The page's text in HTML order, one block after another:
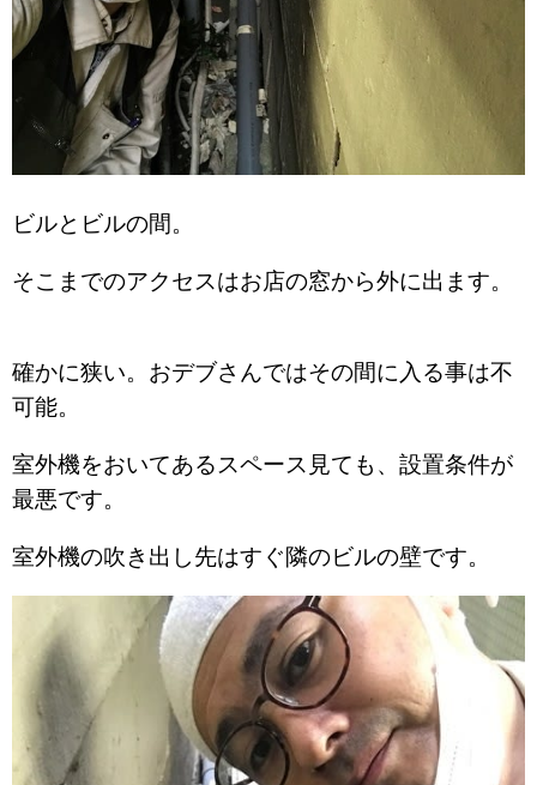
ビルとビルの間。
そこまでのアクセスはお店の窓から外に出ます。
確かに狭い。おデブさんではその間に入る事は不
可能。
室外機をおいてあるスペース見ても、設置条件が
最悪です。
室外機の吹き出し先はすぐ隣のビルの壁です。